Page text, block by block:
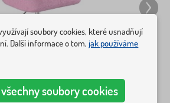
soubory cookies, které usnadňují
Další informace o tom,jak používáme
soubory cookies